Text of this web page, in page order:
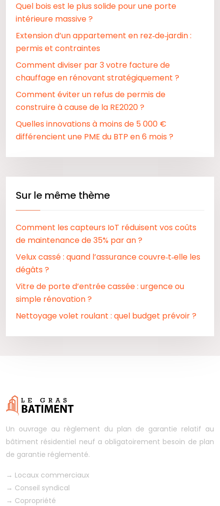
Quel bois est le plus solide pour une porte
intérieure massive ?
Extension d’un appartement en rez‑de‑jardin :
permis et contraintes
Comment diviser par 3 votre facture de
chauffage en rénovant stratégiquement ?
Comment éviter un refus de permis de
construire à cause de la RE2020 ?
Quelles innovations à moins de 5 000 €
différencient une PME du BTP en 6 mois ?
Sur le même thème
Comment les capteurs IoT réduisent vos coûts
de maintenance de 35% par an ?
Velux cassé : quand l’assurance couvre‑t‑elle les
dégâts ?
Vitre de porte d’entrée cassée : urgence ou
simple rénovation ?
Nettoyage volet roulant : quel budget prévoir ?
Un ouvrage au règlement du plan de garantie relatif au
bâtiment résidentiel neuf a obligatoirement besoin de plan
de garantie réglementé.
→ Locaux commerciaux
→ Conseil syndical
→ Copropriété